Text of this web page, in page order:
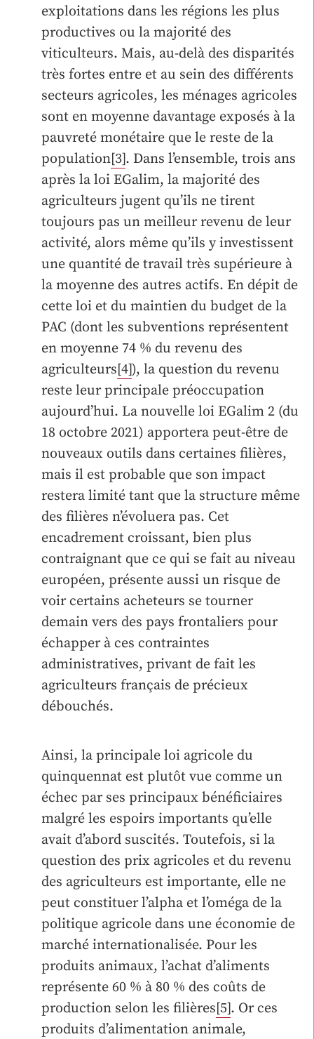
exploitations dans les régions les plus
productives ou la majorité des
viticulteurs. Mais, au-delà des disparités
très fortes entre et au sein des différents
secteurs agricoles, les ménages agricoles
sont en moyenne davantage exposés à la
pauvreté monétaire que le reste de la
population[3]. Dans l’ensemble, trois ans
après la loi EGalim, la majorité des
agriculteurs jugent qu’ils ne tirent
toujours pas un meilleur revenu de leur
activité, alors même qu’ils y investissent
une quantité de travail très supérieure à
la moyenne des autres actifs. En dépit de
cette loi et du maintien du budget de la
PAC (dont les subventions représentent
en moyenne 74 % du revenu des
agriculteurs[4]), la question du revenu
reste leur principale préoccupation
aujourd’hui. La nouvelle loi EGalim 2 (du
18 octobre 2021) apportera peut-être de
nouveaux outils dans certaines filières,
mais il est probable que son impact
restera limité tant que la structure même
des filières n’évoluera pas. Cet
encadrement croissant, bien plus
contraignant que ce qui se fait au niveau
européen, présente aussi un risque de
voir certains acheteurs se tourner
demain vers des pays frontaliers pour
échapper à ces contraintes
administratives, privant de fait les
agriculteurs français de précieux
débouchés.
Ainsi, la principale loi agricole du
quinquennat est plutôt vue comme un
échec par ses principaux bénéficiaires
malgré les espoirs importants qu’elle
avait d’abord suscités. Toutefois, si la
question des prix agricoles et du revenu
des agriculteurs est importante, elle ne
peut constituer l’alpha et l’oméga de la
politique agricole dans une économie de
marché internationalisée. Pour les
produits animaux, l’achat d’aliments
représente 60 % à 80 % des coûts de
production selon les filières[5]. Or ces
produits d’alimentation animale,